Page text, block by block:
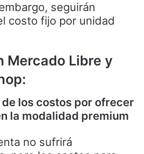
seguirán
costo fijo por unidad
Mercado Libre y
los costos por ofrecer
la modalidad premium
no sufrirá